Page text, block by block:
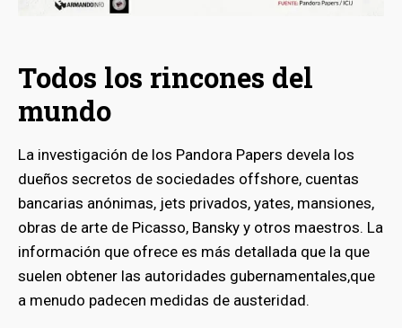
Todos los rincones del
mundo
La investigación de los Pandora Papers devela los
dueños secretos de sociedades offshore, cuentas
bancarias anónimas, jets privados, yates, mansiones,
obras de arte de Picasso, Bansky y otros maestros. La
información que ofrece es más detallada que la que
suelen obtener las autoridades gubernamentales,que
a menudo padecen medidas de austeridad.